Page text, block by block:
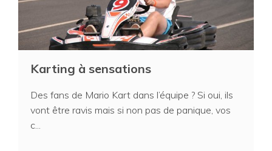
Karting à sensations
Des fans de Mario Kart dans l’équipe ? Si oui, ils
vont être ravis mais si non pas de panique, vos
c...